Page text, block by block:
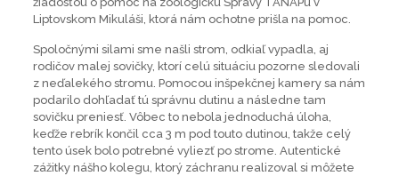
Liptovskom Mikuláši, ktorá nám ochotne prišla na pomoc.
Spoločnými silami sme našli strom, odkiaľ vypadla, aj
rodičov malej sovičky, ktorí celú situáciu pozorne sledovali
z neďalekého stromu. Pomocou inšpekčnej kamery sa nám
podarilo dohľadať tú správnu dutinu a následne tam
sovičku preniesť. Vôbec to nebola jednoduchá úloha,
keďže rebrík končil cca 3 m pod touto dutinou, takže celý
tento úsek bolo potrebné vyliezť po strome. Autentické
zážitky nášho kolegu, ktorý záchranu realizoval si môžete